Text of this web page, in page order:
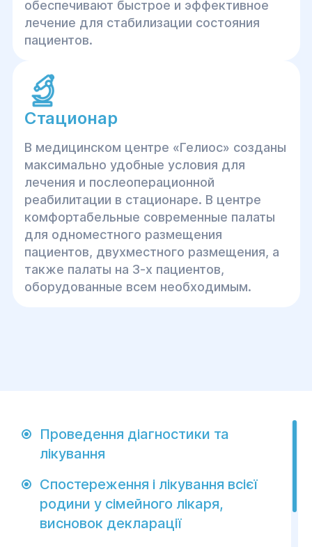
обеспечивают быстрое и эффективное
лечение для стабилизации состояния
пациентов.
Стационар
В медицинском центре «Гелиос» созданы
максимально удобные условия для
лечения и послеоперационной
реабилитации в стационаре. В центре
комфортабельные современные палаты
для одноместного размещения
пациентов, двухместного размещения, а
также палаты на 3-х пациентов,
оборудованные всем необходимым.
Проведення діагностики та
лікування
Спостереження і лікування всієї
родини у сімейного лікаря,
висновок декларації